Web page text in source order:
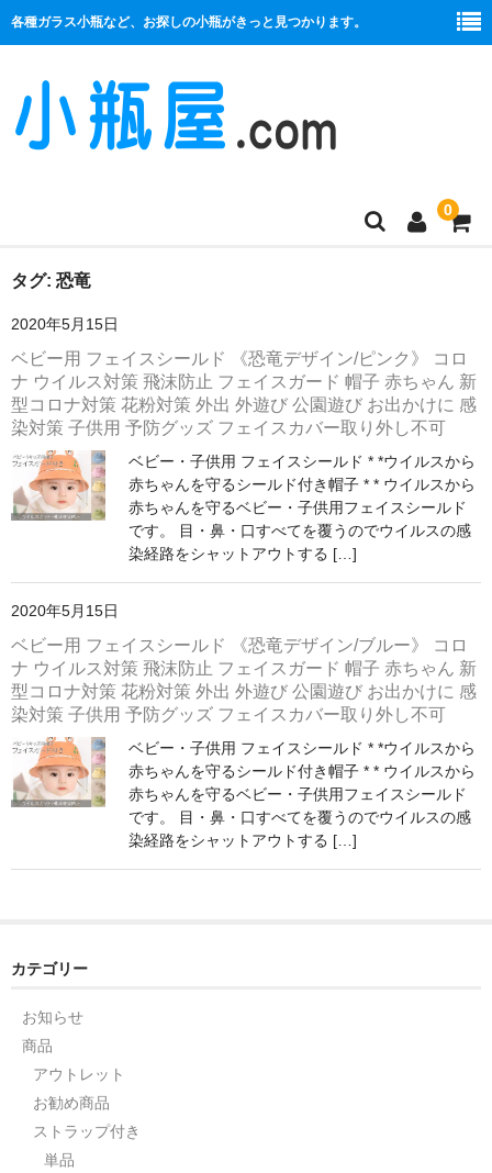
各種ガラス小瓶など、お探しの小瓶がきっと見つかります。
0
商品一覧
絞り口
コルク栓
プラ栓
セット
ストレート
セット
ストラップ付き
単品
セット
ふた付き
単品
セット
アウトレット
お問い合わせ
タグ: 恐竜
2020年5月15日
ベビー用 フェイスシールド 《恐竜デザイン/ピンク》 コロ
ナ ウイルス対策 飛沫防止 フェイスガード 帽子 赤ちゃん 新
型コロナ対策 花粉対策 外出 外遊び 公園遊び お出かけに 感
染対策 子供用 予防グッズ フェイスカバー取り外し不可
ベビー・子供用 フェイスシールド * *ウイルスから
赤ちゃんを守るシールド付き帽子 * * ウイルスから
赤ちゃんを守るベビー・子供用フェイスシールド
です。 目・鼻・口すべてを覆うのでウイルスの感
染経路をシャットアウトする […]
2020年5月15日
ベビー用 フェイスシールド 《恐竜デザイン/ブルー》 コロ
ナ ウイルス対策 飛沫防止 フェイスガード 帽子 赤ちゃん 新
型コロナ対策 花粉対策 外出 外遊び 公園遊び お出かけに 感
染対策 子供用 予防グッズ フェイスカバー取り外し不可
ベビー・子供用 フェイスシールド * *ウイルスから
赤ちゃんを守るシールド付き帽子 * * ウイルスから
赤ちゃんを守るベビー・子供用フェイスシールド
です。 目・鼻・口すべてを覆うのでウイルスの感
染経路をシャットアウトする […]
カテゴリー
お知らせ
商品
アウトレット
お勧め商品
ストラップ付き
単品